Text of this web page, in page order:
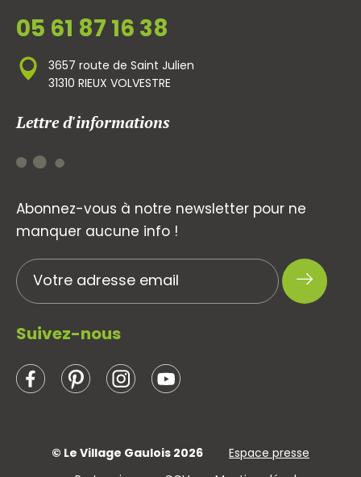
05 61 87 16 38
3657 route de Saint Julien
31310 RIEUX VOLVESTRE
Lettre d'informations
Abonnez-vous à notre newsletter pour ne
manquer aucune info !
Suivez-nous
© Le Village Gaulois 2026
Espace presse